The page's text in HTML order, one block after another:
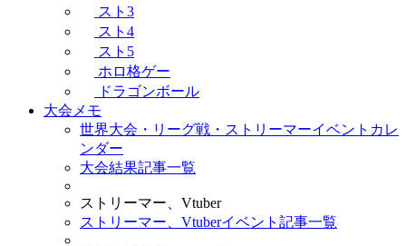
スト3
スト4
スト5
ホロ格ゲー
ドラゴンボール
大会メモ
世界大会・リーグ戦・ストリーマーイベントカレ
ンダー
大会結果記事一覧
ストリーマー、Vtuber
ストリーマー、Vtuberイベント記事一覧